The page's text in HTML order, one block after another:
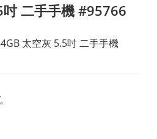
二手手機 #95766
太空灰 5.5吋 二手手機